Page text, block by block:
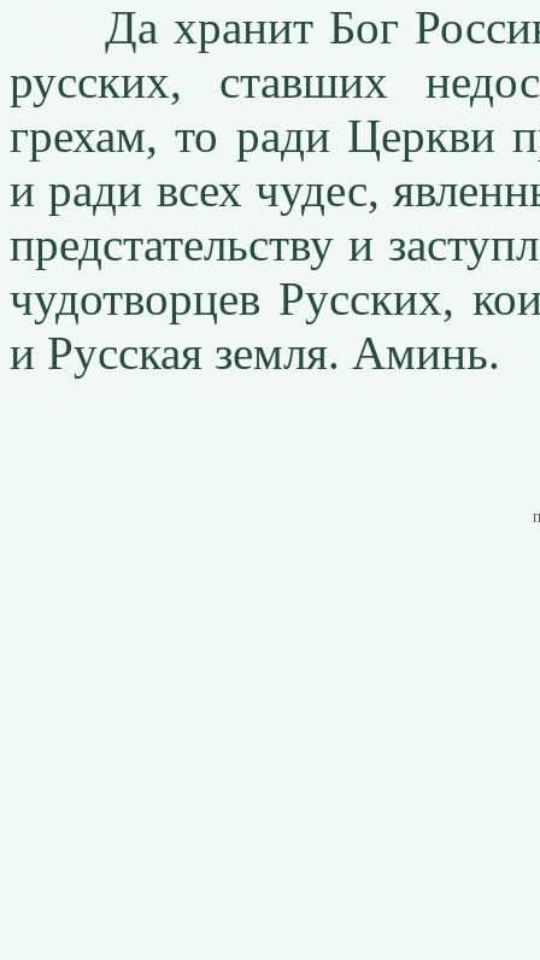
Да хранит Бог
русских, ставших
грехам, то ради Церкви
и ради всех чудес,
предстательству и
чудотворцев Русских,
и Русская земля. Аминь.